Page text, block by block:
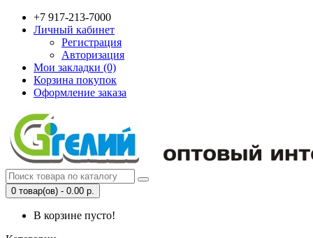
+7 917-213-7000
Личный кабинет
Регистрация
Авторизация
Мои закладки (0)
Корзина покупок
Оформление заказа
0 товар(ов) - 0.00 р.
В корзине пусто!